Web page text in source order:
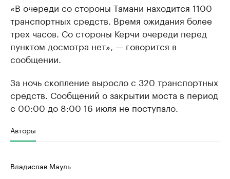
«В очереди со стороны Тамани находится 1100
транспортных средств. Время ожидания более
трех часов. Со стороны Керчи очереди перед
пунктом досмотра нет», — говорится в
сообщении.
За ночь скопление выросло с 320 транспортных
средств. Сообщений о закрытии моста в период
с 00:00 до 8:00 16 июля не поступало.
Авторы
Владислав Мауль